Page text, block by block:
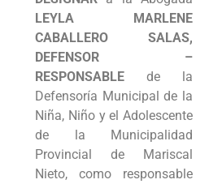
Programas
Intranet
LEYLA MARLENE
CABALLERO SALAS,
DEFENSOR –
RESPONSABLE de la
Defensoría Municipal de la
Niña, Niño y el Adolescente
de la Municipalidad
Provincial de Mariscal
Nieto, como responsable